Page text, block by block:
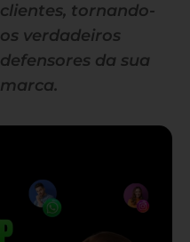
clientes, tornando-
os verdadeiros
defensores da sua
marca.